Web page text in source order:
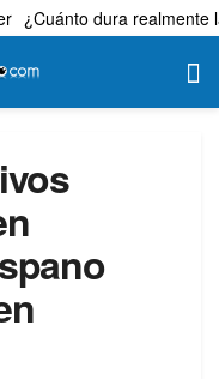
¿Cuánto dura realmente